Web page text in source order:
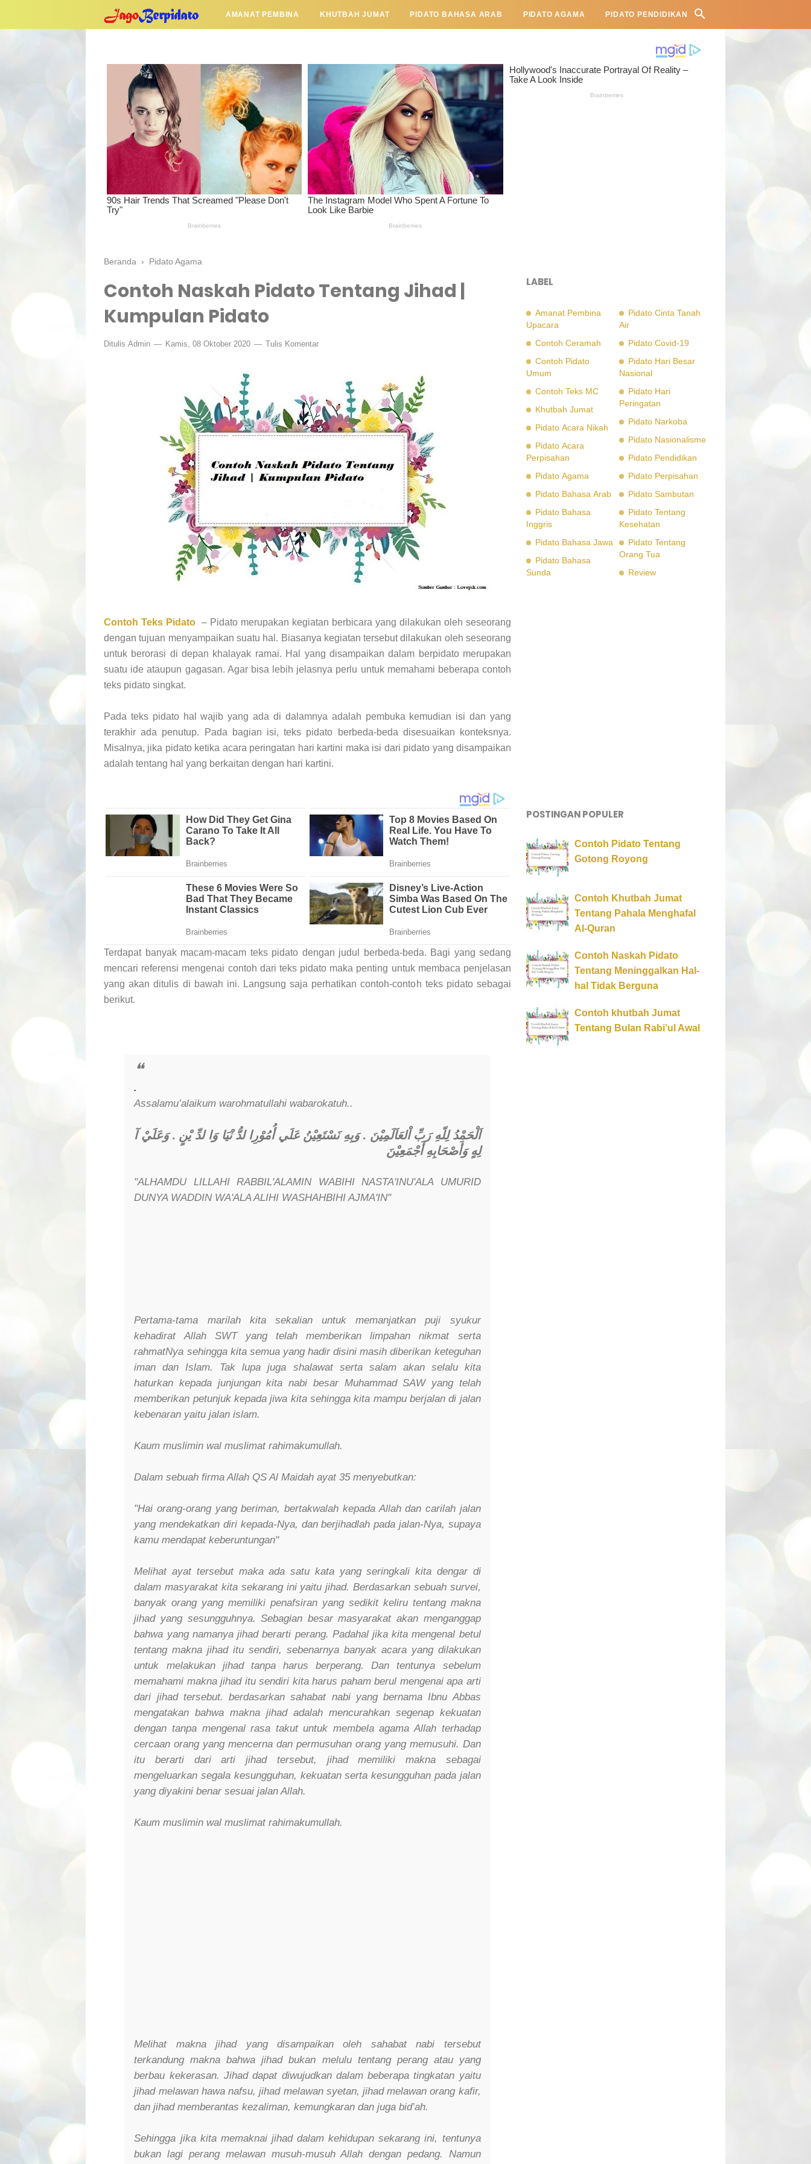
AMANAT PEMBINA KHUTBAH JUMAT PIDATO BAHASA ARAB PIDATO AGAMA PIDATO PENDIDIKAN
Beranda › Pidato Agama
Contoh Naskah Pidato Tentang Jihad |
Kumpulan Pidato
Ditulis Admin Kamis, 08 Oktober 2020 Tulis Komentar
Contoh Teks Pidato – Pidato merupakan kegiatan berbicara yang dilakukan oleh seseorang
dengan tujuan menyampaikan suatu hal. Biasanya kegiatan tersebut dilakukan oleh seseorang
untuk berorasi di depan khalayak ramai. Hal yang disampaikan dalam berpidato merupakan
suatu ide ataupun gagasan. Agar bisa lebih jelasnya perlu untuk memahami beberapa contoh
teks pidato singkat.
Pada teks pidato hal wajib yang ada di dalamnya adalah pembuka kemudian isi dan yang
terakhir ada penutup. Pada bagian isi, teks pidato berbeda-beda disesuaikan konteksnya.
Misalnya, jika pidato ketika acara peringatan hari kartini maka isi dari pidato yang disampaikan
adalah tentang hal yang berkaitan dengan hari kartini.
Terdapat banyak macam-macam teks pidato dengan judul berbeda-beda. Bagi yang sedang
mencari referensi mengenai contoh dari teks pidato maka penting untuk membaca penjelasan
yang akan ditulis di bawah ini. Langsung saja perhatikan contoh-contoh teks pidato sebagai
berikut.
.
Assalamu’alaikum warohmatullahi wabarokatuh..
اَلْحَمْدُ لِلّهِ رَبِّ اْلعَاَلَمِيْنَ . وَبِهِ نَسْتَعِيْنُ عَلَي أُمُوْرِا لدُّ نْيَا وَا لدِّ يْنٍ .وَعَلَيْ آ
لِهٍ وَأَصْحَابِهِ أَجْمَعِيْنَ
"ALHAMDU LILLAHI RABBIL'ALAMIN WABIHI NASTA'INU'ALA UMURID
DUNYA WADDIN WA'ALA ALIHI WASHAHBIHI AJMA'IN"
Pertama-tama marilah kita sekalian untuk memanjatkan puji syukur
kehadirat Allah SWT yang telah memberikan limpahan nikmat serta
rahmatNya sehingga kita semua yang hadir disini masih diberikan keteguhan
iman dan Islam. Tak lupa juga shalawat serta salam akan selalu kita
haturkan kepada junjungan kita nabi besar Muhammad SAW yang telah
memberikan petunjuk kepada jiwa kita sehingga kita mampu berjalan di jalan
kebenaran yaitu jalan islam.
Kaum muslimin wal muslimat rahimakumullah.
Dalam sebuah firma Allah QS Al Maidah ayat 35 menyebutkan:
"Hai orang-orang yang beriman, bertakwalah kepada Allah dan carilah jalan
yang mendekatkan diri kepada-Nya, dan berjihadlah pada jalan-Nya, supaya
kamu mendapat keberuntungan"
Melihat ayat tersebut maka ada satu kata yang seringkali kita dengar di
dalam masyarakat kita sekarang ini yaitu jihad. Berdasarkan sebuah survei,
banyak orang yang memiliki penafsiran yang sedikit keliru tentang makna
jihad yang sesungguhnya. Sebagian besar masyarakat akan menganggap
bahwa yang namanya jihad berarti perang. Padahal jika kita mengenal betul
tentang makna jihad itu sendiri, sebenarnya banyak acara yang dilakukan
untuk melakukan jihad tanpa harus berperang. Dan tentunya sebelum
memahami makna jihad itu sendiri kita harus paham berul mengenai apa arti
dari jihad tersebut. berdasarkan sahabat nabi yang bernama Ibnu Abbas
mengatakan bahwa makna jihad adalah mencurahkan segenap kekuatan
dengan tanpa mengenal rasa takut untuk membela agama Allah terhadap
cercaan orang yang mencerna dan permusuhan orang yang memusuhi. Dan
itu berarti dari arti jihad tersebut, jihad memiliki makna sebagai
mengeluarkan segala kesungguhan, kekuatan serta kesungguhan pada jalan
yang diyakini benar sesuai jalan Allah.
Kaum muslimin wal muslimat rahimakumullah.
Melihat makna jihad yang disampaikan oleh sahabat nabi tersebut
terkandung makna bahwa jihad bukan melulu tentang perang atau yang
berbau kekerasan. Jihad dapat diwujudkan dalam beberapa tingkatan yaitu
jihad melawan hawa nafsu, jihad melawan syetan, jihad melawan orang kafir,
dan jihad memberantas kezaliman, kemungkaran dan juga bid’ah.
Sehingga jika kita memaknai jihad dalam kehidupan sekarang ini, tentunya
bukan lagi perang melawan musuh-musuh Allah dengan pedang. Namun
LABEL
Amanat Pembina
Upacara
Contoh Ceramah
Contoh Pidato
Umum
Contoh Teks MC
Khutbah Jumat
Pidato Acara Nikah
Pidato Acara
Perpisahan
Pidato Agama
Pidato Bahasa Arab
Pidato Bahasa
Inggris
Pidato Bahasa Jawa
Pidato Bahasa
Sunda
Pidato Cinta Tanah
Air
Pidato Covid-19
Pidato Hari Besar
Nasional
Pidato Hari
Peringatan
Pidato Narkoba
Pidato Nasionalisme
Pidato Pendidikan
Pidato Perpisahan
Pidato Sambutan
Pidato Tentang
Kesehatan
Pidato Tentang
Orang Tua
Review
POSTINGAN POPULER
Contoh Pidato Tentang
Gotong Royong
Contoh Khutbah Jumat
Tentang Pahala Menghafal
Al-Quran
Contoh Naskah Pidato
Tentang Meninggalkan Hal-
hal Tidak Berguna
Contoh khutbah Jumat
Tentang Bulan Rabi’ul Awal